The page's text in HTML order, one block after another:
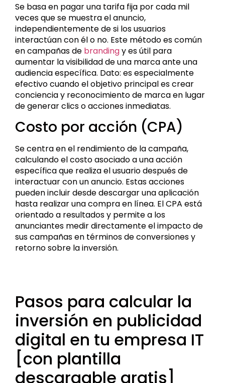
Se basa en pagar una tarifa fija por cada mil
veces que se muestra el anuncio,
independientemente de si los usuarios
interactúan con él o no. Este método es común
en campañas de brandingy es útil para
aumentar la visibilidad de una marca ante una
audiencia específica. Dato: es especialmente
efectivo cuando el objetivo principal es crear
conciencia y reconocimiento de marca en lugar
de generar clics o acciones inmediatas.
Costo por acción (CPA)
Se centra en el rendimiento de la campaña,
calculando el costo asociado a una acción
específica que realiza el usuario después de
interactuar con un anuncio. Estas acciones
pueden incluir desde descargar una aplicación
hasta realizar una compra en línea. El CPA está
orientado a resultados y permite a los
anunciantes medir directamente el impacto de
sus campañas en términos de conversiones y
retorno sobre la inversión.
Pasos para calcular la
inversión en publicidad
digital en tu empresa IT
[con plantilla
descargable gratis]